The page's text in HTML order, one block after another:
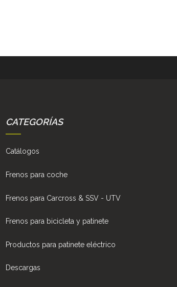
CATEGORÍAS
Catálogos
Frenos para coche
Frenos para Carcross & SSV - UTV
Frenos para bicicleta y patinete
Productos para patinete eléctrico
Descargas